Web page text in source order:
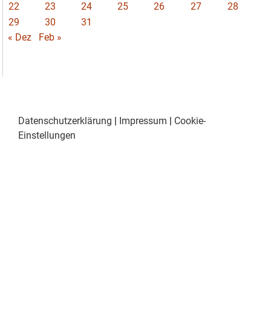
22
23 24 25 26 27
28
29
30
31
« Dez
Feb »
Datenschutzerklärung Impressum
Cookie-
Einstellungen